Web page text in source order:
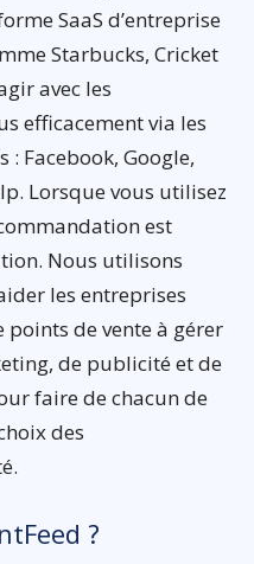
SaaS d’entreprise
Starbucks, Cricket
avec les
efficacement via les
Facebook, Google,
Lorsque vous utilisez
est
Nous utilisons
les entreprises
points de vente à gérer
de publicité et de
faire de chacun de
des
?